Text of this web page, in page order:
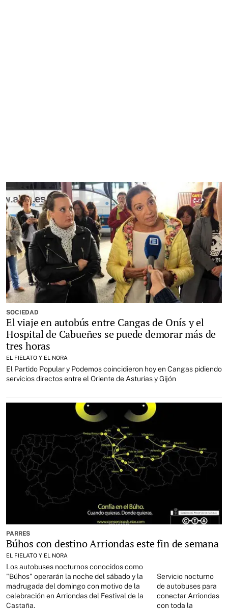
SOCIEDAD
El viaje en autobús entre Cangas de Onís y el
Hospital de Cabueñes se puede demorar más de
tres horas
EL FIELATO Y EL NORA
El Partido Popular y Podemos coincidieron hoy en Cangas pidiendo
servicios directos entre el Oriente de Asturias y Gijón
PARRES
Búhos con destino Arriondas este fin de semana
EL FIELATO Y EL NORA
Los autobuses nocturnos conocidos como
"Búhos" operarán la noche del sábado y la
madrugada del domingo con motivo de la
celebración en Arriondas del Festival de la
Castaña.
Servicio nocturno
de autobuses para
conectar Arriondas
con toda la